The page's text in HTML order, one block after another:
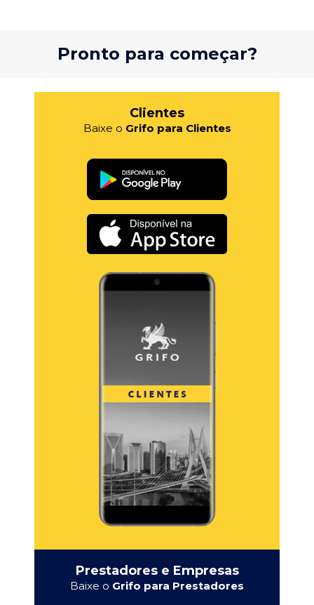
Pronto para começar?
Clientes
Baixe o Grifo para Clientes
Prestadores e Empresas
Baixe o Grifo para Prestadores